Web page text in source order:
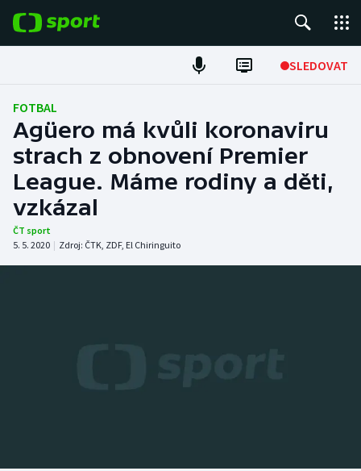
SLEDOVAT
Fotbal
Hokej
Tenis
Atletika
FOTBAL
Agüero má kvůli koronaviru
strach z obnovení Premier
League. Máme rodiny a děti,
vzkázal
ČT sport
5. 5. 2020 | Zdroj: ČTK, ZDF, El Chiringuito